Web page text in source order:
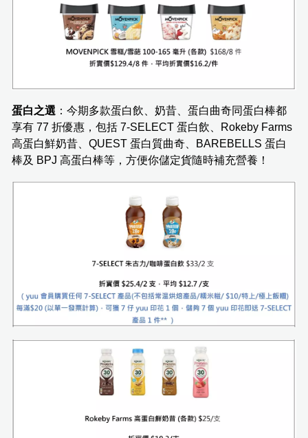
蛋白之選 ：今期多款蛋白飲、奶昔、蛋白曲奇同蛋白棒都
享有 77 折優惠，包括 7-SELECT 蛋白飲、Rokeby Farms
高蛋白鮮奶昔、QUEST 蛋白質曲奇、BAREBELLS 蛋白
棒及 BPJ 高蛋白棒等，方便你儲定貨隨時補充營養！